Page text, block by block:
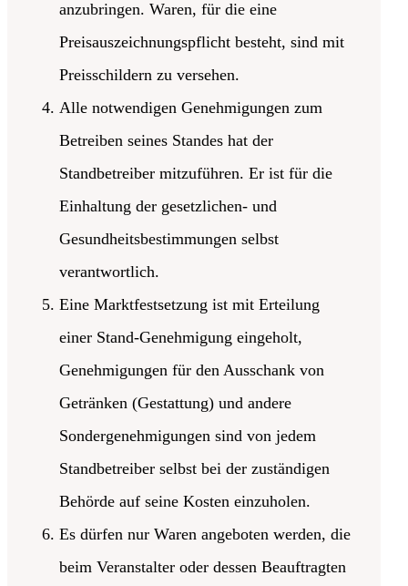
anzubringen. Waren, für die eine
Preisauszeichnungspflicht besteht, sind mit
Preisschildern zu versehen.
Alle notwendigen Genehmigungen zum
Betreiben seines Standes hat der
Standbetreiber mitzuführen. Er ist für die
Einhaltung der gesetzlichen- und
Gesundheitsbestimmungen selbst
verantwortlich.
Eine Marktfestsetzung ist mit Erteilung
einer Stand-Genehmigung eingeholt,
Genehmigungen für den Ausschank von
Getränken (Gestattung) und andere
Sondergenehmigungen sind von jedem
Standbetreiber selbst bei der zuständigen
Behörde auf seine Kosten einzuholen.
Es dürfen nur Waren angeboten werden, die
beim Veranstalter oder dessen Beauftragten